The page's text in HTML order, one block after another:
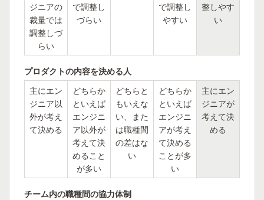
ジニアの
裁量では
調整しづ
らい
で調整し
づらい
で調整し
やすい
整しやす
い
プロダクトの内容を決める人
主にエン
ジニア以
外が考え
て決める
どちらか
といえば
エンジニ
ア以外が
考えて決
めること
が多い
どちらと
もいえな
い、また
は職種間
の差はな
い
どちらか
といえば
エンジニ
アが考え
て決める
ことが多
い
主にエン
ジニアが
考えて決
める
チーム内の職種間の協力体制